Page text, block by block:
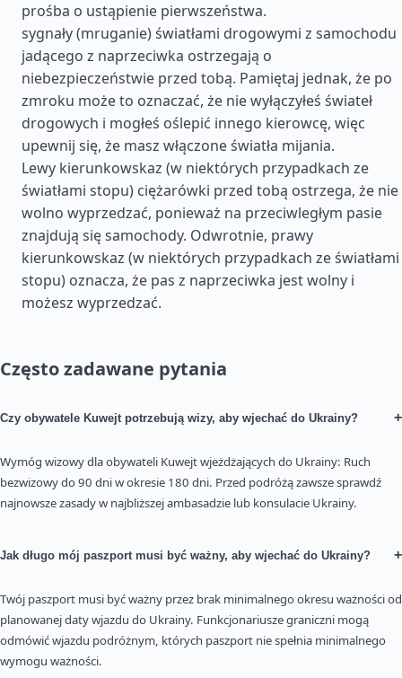
prośba o ustąpienie pierwszeństwa.
sygnały (mruganie) światłami drogowymi z samochodu
jadącego z naprzeciwka ostrzegają o
niebezpieczeństwie przed tobą. Pamiętaj jednak, że po
zmroku może to oznaczać, że nie wyłączyłeś świateł
drogowych i mogłeś oślepić innego kierowcę, więc
upewnij się, że masz włączone światła mijania.
Lewy kierunkowskaz (w niektórych przypadkach ze
światłami stopu) ciężarówki przed tobą ostrzega, że nie
wolno wyprzedzać, ponieważ na przeciwległym pasie
znajdują się samochody. Odwrotnie, prawy
kierunkowskaz (w niektórych przypadkach ze światłami
stopu) oznacza, że pas z naprzeciwka jest wolny i
możesz wyprzedzać.
Często zadawane pytania
Czy obywatele Kuwejt potrzebują wizy, aby wjechać do Ukrainy? +
Wymóg wizowy dla obywateli Kuwejt wjeżdżających do Ukrainy: Ruch
bezwizowy do 90 dni w okresie 180 dni. Przed podróżą zawsze sprawdź
najnowsze zasady w najbliższej ambasadzie lub konsulacie Ukrainy.
Jak długo mój paszport musi być ważny, aby wjechać do Ukrainy? +
Twój paszport musi być ważny przez brak minimalnego okresu ważności od
planowanej daty wjazdu do Ukrainy. Funkcjonariusze graniczni mogą
odmówić wjazdu podróżnym, których paszport nie spełnia minimalnego
wymogu ważności.